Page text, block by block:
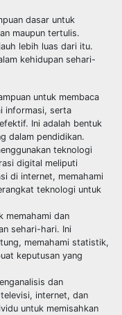
dasar untuk
maupun tertulis.
lebih luas dari itu.
kehidupan sehari-
untuk membaca
informasi, serta
Ini adalah bentuk
dalam pendidikan.
teknologi
digital meliputi
di internet, memahami
teknologi untuk
memahami dan
sehari-hari. Ini
memahami statistik,
keputusan yang
dan
internet, dan
untuk memisahkan